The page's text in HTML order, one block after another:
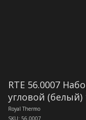
RTE 56.0007
угловой (белый)
Royal Thermo
SKU: 56.0007